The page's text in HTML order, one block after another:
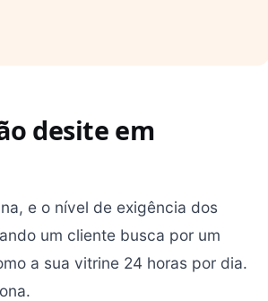
desite em
e o nível de exigência dos
um cliente busca por um
a sua vitrine 24 horas por dia.